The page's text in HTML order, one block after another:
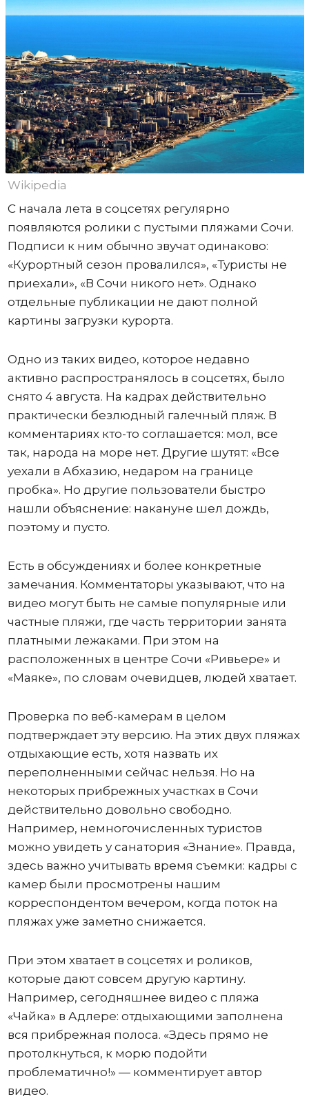
Wikipedia
С начала лета в соцсетях регулярно
появляются ролики с пустыми пляжами Сочи.
Подписи к ним обычно звучат одинаково:
«Курортный сезон провалился», «Туристы не
приехали», «В Сочи никого нет». Однако
отдельные публикации не дают полной
картины загрузки курорта.
Одно из таких видео, которое недавно
активно распространялось в соцсетях, было
снято 4 августа. На кадрах действительно
практически безлюдный галечный пляж. В
комментариях кто-то соглашается: мол, все
так, народа на море нет. Другие шутят: «Все
уехали в Абхазию, недаром на границе
пробка». Но другие пользователи быстро
нашли объяснение: накануне шел дождь,
поэтому и пусто.
Есть в обсуждениях и более конкретные
замечания. Комментаторы указывают, что на
видео могут быть не самые популярные или
частные пляжи, где часть территории занята
платными лежаками. При этом на
расположенных в центре Сочи «Ривьере» и
«Маяке», по словам очевидцев, людей хватает.
Проверка по веб-камерам в целом
подтверждает эту версию. На этих двух пляжах
отдыхающие есть, хотя назвать их
переполненными сейчас нельзя. Но на
некоторых прибрежных участках в Сочи
действительно довольно свободно.
Например, немногочисленных туристов
можно увидеть у санатория «Знание». Правда,
здесь важно учитывать время съемки: кадры с
камер были просмотрены нашим
корреспондентом вечером, когда поток на
пляжах уже заметно снижается.
При этом хватает в соцсетях и роликов,
которые дают совсем другую картину.
Например, сегодняшнее видео с пляжа
«Чайка» в Адлере: отдыхающими заполнена
вся прибрежная полоса. «Здесь прямо не
протолкнуться, к морю подойти
проблематично!» — комментирует автор
видео.